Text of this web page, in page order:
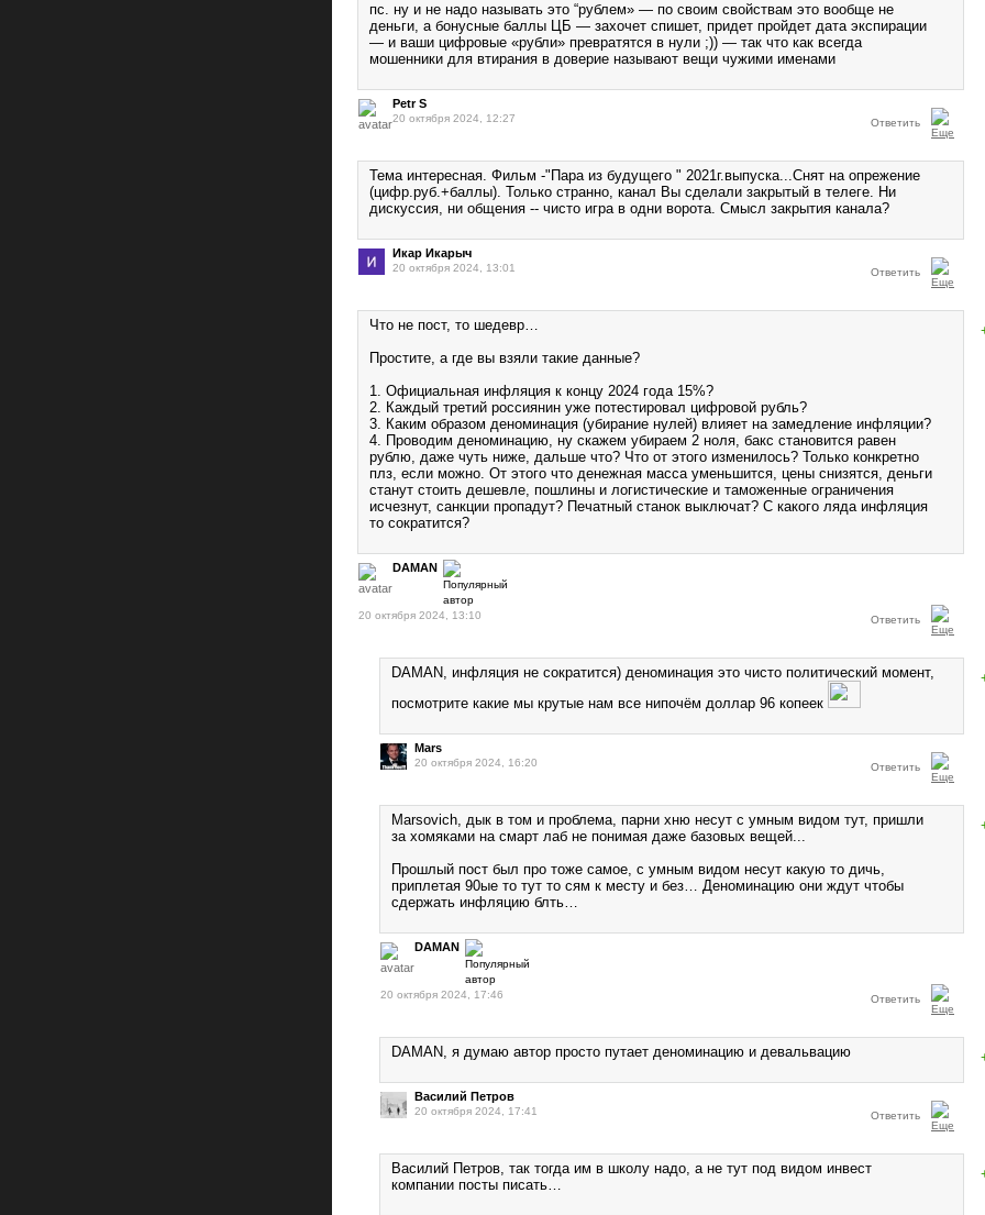
пс. ну и не надо называть это “рублем» — по своим свойствам это вообще не
деньги, а бонусные баллы ЦБ — захочет спишет, придет пройдет дата экспирации
— и ваши цифровые «рубли» превратятся в нули ;)) — так что как всегда
мошенники для втирания в доверие называют вещи чужими именами
Petr S
20 октября 2024, 12:27 Ответить
Тема интересная. Фильм -"Пара из будущего " 2021г.выпуска...Снят на опрежение
(цифр.руб.+баллы). Только странно, канал Вы сделали закрытый в телеге. Ни
дискуссия, ни общения -- чисто игра в одни ворота. Смысл закрытия канала?
Икар Икарыч
20 октября 2024, 13:01 Ответить
Что не пост, то шедевр…
Простите, а где вы взяли такие данные?
1. Официальная инфляция к концу 2024 года 15%?
2. Каждый третий россиянин уже потестировал цифровой рубль?
3. Каким образом деноминация (убирание нулей) влияет на замедление инфляции?
4. Проводим деноминацию, ну скажем убираем 2 ноля, бакс становится равен
рублю, даже чуть ниже, дальше что? Что от этого изменилось? Только конкретно
плз, если можно. От этого что денежная масса уменьшится, цены снизятся, деньги
станут стоить дешевле, пошлины и логистические и таможенные ограничения
исчезнут, санкции пропадут? Печатный станок выключат? С какого ляда инфляция
то сократится?
DAMAN
20 октября 2024, 13:10 Ответить
DAMAN, инфляция не сократится) деноминация это чисто политический момент,
посмотрите какие мы крутые нам все нипочём доллар 96 копеек
Mars
20 октября 2024, 16:20 Ответить
Marsovich, дык в том и проблема, парни хню несут с умным видом тут, пришли
за хомяками на смарт лаб не понимая даже базовых вещей...
Прошлый пост был про тоже самое, с умным видом несут какую то дичь,
приплетая 90ые то тут то сям к месту и без… Деноминацию они ждут чтобы
сдержать инфляцию блть…
DAMAN
20 октября 2024, 17:46 Ответить
DAMAN, я думаю автор просто путает деноминацию и девальвацию
Василий Петров
20 октября 2024, 17:41 Ответить
Василий Петров, так тогда им в школу надо, а не тут под видом инвест
компании посты писать…